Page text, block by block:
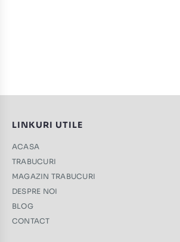
LINKURI UTILE
ACASA
TRABUCURI
MAGAZIN TRABUCURI
DESPRE NOI
BLOG
CONTACT